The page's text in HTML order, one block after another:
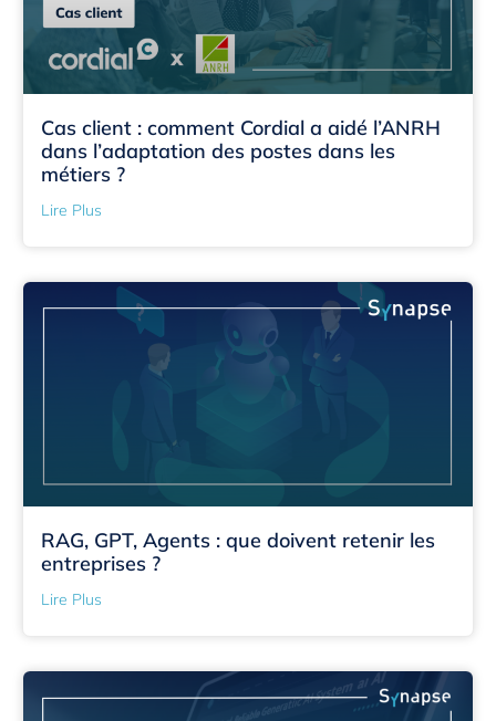
Cas client : comment Cordial a aidé l’ANRH
dans l’adaptation des postes dans les
métiers ?
Lire Plus
RAG, GPT, Agents : que doivent retenir les
entreprises ?
Lire Plus